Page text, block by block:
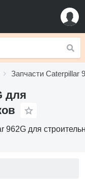
Запчасти Caterpillar
для
962G для